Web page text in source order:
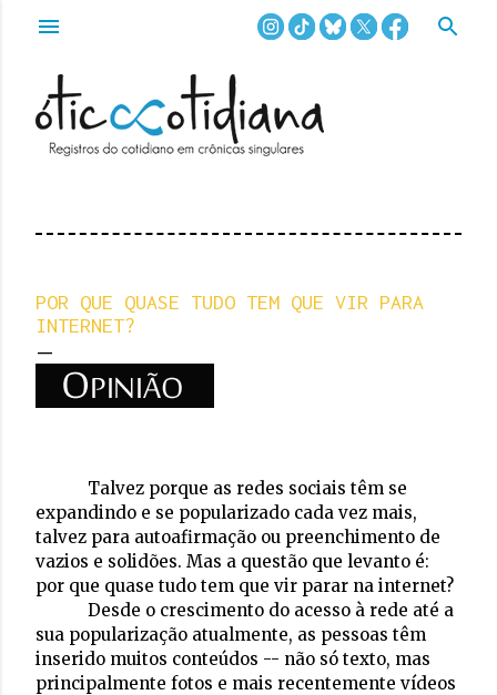
Pular para o conteúdo principal
POR QUE QUASE TUDO TEM QUE VIR PARA
INTERNET?
Talvez porque as redes sociais têm se
expandindo e se popularizado cada vez mais,
talvez para autoafirmação ou preenchimento de
vazios e solidões. Mas a questão que levanto é:
por que quase tudo tem que vir parar na internet?
Desde o crescimento do acesso à rede até a
sua popularização atualmente, as pessoas têm
inserido muitos conteúdos -- não só texto, mas
principalmente fotos e mais recentemente vídeos